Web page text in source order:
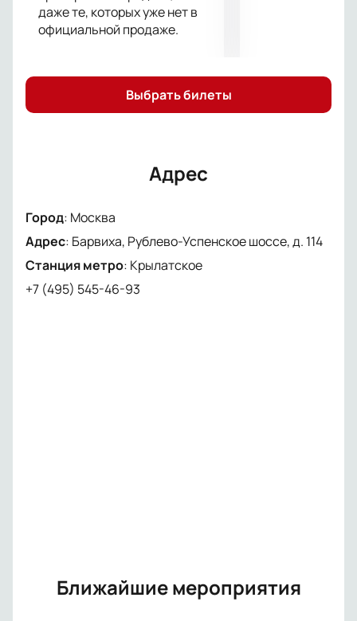
кулаки» можно на нашем сайте. Вам не нужно ехать
в кассу и стоять в очереди, покупка онлайн
даже те, которых уже нет в
официальной продаже.
Выбрать билеты
Адрес
Город: Москва
Адрес: Барвиха, Рублево-Успенское шоссе, д. 114
Станция метро: Крылатское
+7 (495) 545-46-93
Ближайшие мероприятия